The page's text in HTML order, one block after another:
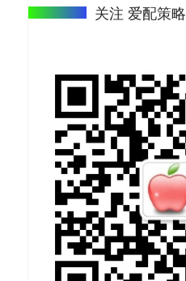
关注 爱配策略